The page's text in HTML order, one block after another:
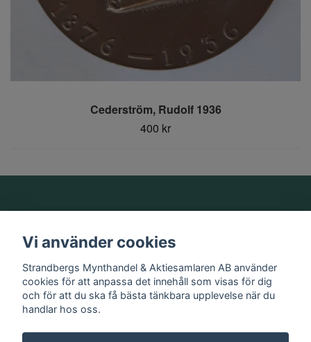
Cederström, Rudolf 1936
400 kr
Information
Sociala medier
Vi använder cookies
Strandbergs Mynthandel & Aktiesamlaren AB använder
cookies för att anpassa det innehåll som visas för dig
och för att du ska få bästa tänkbara upplevelse när du
handlar hos oss.